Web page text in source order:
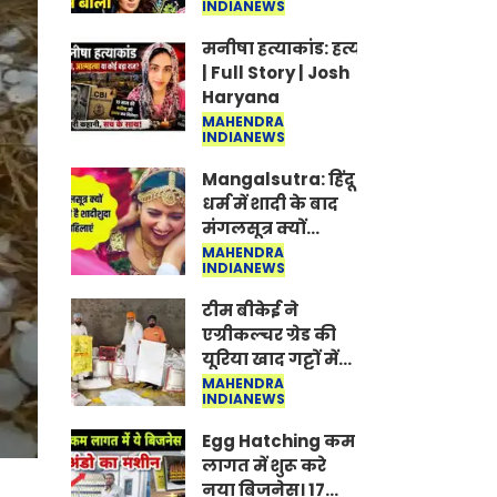
Jantar-Mantar |
CJP protest
INDIANEWS
मनीषा हत्याकांड: हत्या, आत्महत्या या
| Full Story | Josh
Haryana
MAHENDRA
INDIANEWS
Mangalsutra: हिंदू
धर्म में शादी के बाद
मंगलसूत्र क्यों
पहनती है महिलाएं,
किसने शुरु की ये
परंपरा
MAHENDRA
INDIANEWS
टीम बीकेई ने
एग्रीकल्चर ग्रेड की
यूरिया खाद गट्टों में
बदलकर टेक्निकल
ग्रेड में बेचने वालों पर
करवाई कार्रवाई:
लखविंदर सिंह
औलख
MAHENDRA
INDIANEWS
Egg Hatching कम
लागत में शुरू करे
नया बिजनेस। 17